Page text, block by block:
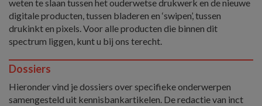
weten te slaan tussen het ouderwetse drukwerk en de nieuwe
digitale producten, tussen bladeren en ‘swipen’, tussen
drukinkt en pixels. Voor alle producten die binnen dit
spectrum liggen, kunt u bij ons terecht.
Dossiers
Hieronder vind je dossiers over specifieke onderwerpen
samengesteld uit kennisbankartikelen. De redactie van inct